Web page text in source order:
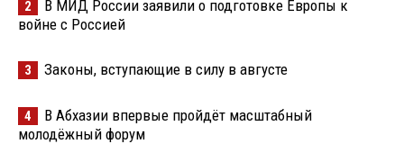
2
В МИД России заявили о подготовке Европы к
войне с Россией
3 Законы, вступающие в силу в августе
4
В Абхазии впервые пройдёт масштабный
молодёжный форум